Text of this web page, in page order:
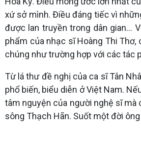
xứ sở mình. Điều đáng tiếc vì
được lan truyền trong dân gian…
phẩm của nhạc sĩ Hoàng Thi
chúng như trường hợp với các tác
Từ lá thư đề nghị của ca sĩ Tân
phổ biến, biểu diễn ở Việt Nam.
tâm nguyện của người nghệ sĩ mà
sông Thạch Hãn. Suốt một đời